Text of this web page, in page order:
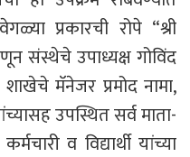
प्रकारची रोपे “श्री
संस्थेचे उपाध्यक्ष गोविंद
मॅनेजर प्रमोद नामा,
उपस्थित सर्व माता-
व विद्यार्थी यांच्या